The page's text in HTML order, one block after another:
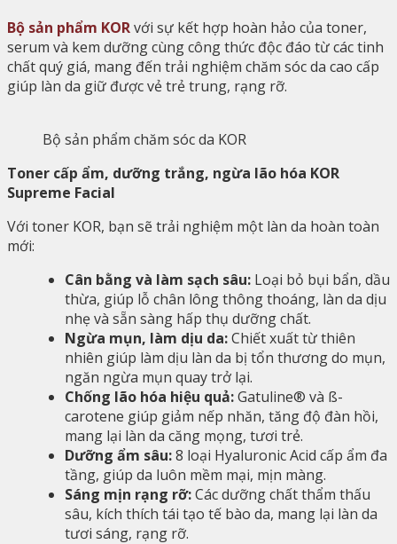
Bộ sản phẩm KORvới sự kết hợp hoàn hảo của toner,
serum và kem dưỡng cùng công thức độc đáo từ các tinh
chất quý giá, mang đến trải nghiệm chăm sóc da cao cấp
giúp làn da giữ được vẻ trẻ trung, rạng rỡ.
Bộ sản phẩm chăm sóc da KOR
Toner cấp ẩm, dưỡng trắng, ngừa lão hóa KOR
Supreme Facial
Với toner KOR, bạn sẽ trải nghiệm một làn da hoàn toàn
mới:
Cân bằng và làm sạch sâu: Loại bỏ bụi bẩn, dầu
thừa, giúp lỗ chân lông thông thoáng, làn da dịu
nhẹ và sẵn sàng hấp thụ dưỡng chất.
Ngừa mụn, làm dịu da:Chiết xuất từ thiên
nhiên giúp làm dịu làn da bị tổn thương do mụn,
ngăn ngừa mụn quay trở lại.
Chống lão hóa hiệu quả:Gatuline® và ß-
carotene giúp giảm nếp nhăn, tăng độ đàn hồi,
mang lại làn da căng mọng, tươi trẻ.
Dưỡng ẩm sâu:8 loại Hyaluronic Acid cấp ẩm đa
tầng, giúp da luôn mềm mại, mịn màng.
Sáng mịn rạng rỡ:Các dưỡng chất thẩm thấu
sâu, kích thích tái tạo tế bào da, mang lại làn da
tươi sáng, rạng rỡ.